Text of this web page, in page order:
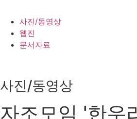
사진/동영상
웹진
문서자료
사진/동영상
자조모임 '한우